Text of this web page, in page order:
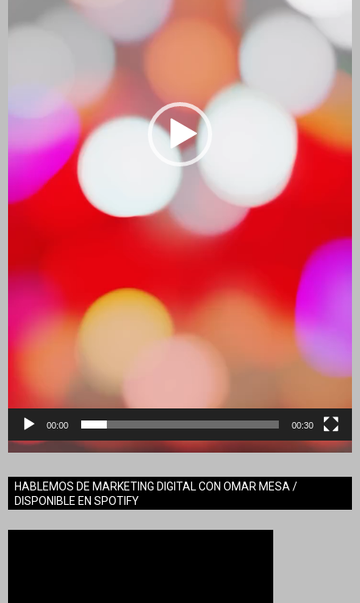
00:00 00:30
HABLEMOS DE MARKETING DIGITAL CON OMAR MESA /
DISPONIBLE EN SPOTIFY